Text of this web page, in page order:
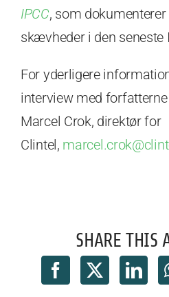
IPCC, som
skævheder i den seneste
For yderligere
interview med
Marcel Crok, direktør for
Clintel,
SHARE THIS